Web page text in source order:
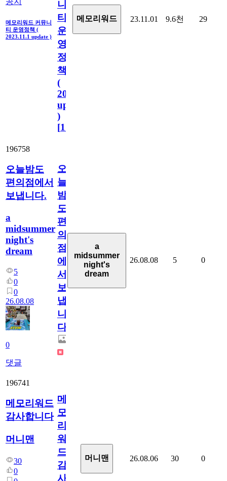
메모리워드 커뮤니
티 운영정책 (
2023.11.1 update )
니
티
운
영
정
책
(
2023.11.1
update
)
[110
메모리워드 23.11.01 9.6천 29
196758
오늘밤도
편의점에서
보냅니다.
a
midsummer
night's
dream
5
0
0
26.08.08
0
댓글
오
늘
밤
도
편
의
점
에
서
보
냅
니
다.
a
midsummer
night's
dream
26.08.08 5 0
196741
메모리워드
감사합니다
머니맨
30
0
메
모
리
워
드
감
사
머니맨 26.08.06 30 0